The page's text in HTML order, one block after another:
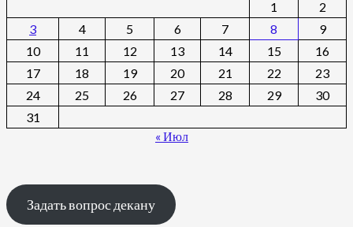
1
2
3
4 5 6 7 8
9
10
11 12 13 14 15
16
17
18 19 20 21 22
23
24
25 26 27 28 29
30
31
« Июл
Задать вопрос декану